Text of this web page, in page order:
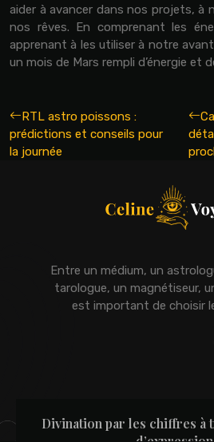
aider à avancer dans nos projets, à
nos rêves. En comprenant les
apprenant à les utiliser à notre
un mois de Mars rempli d’énergie et
RTL astro poissons :
prédictions et conseils pour
la journée
Entre un médium, un
tarologue, un magnétiseur,
est important de choisir
Divination par les chiffres à